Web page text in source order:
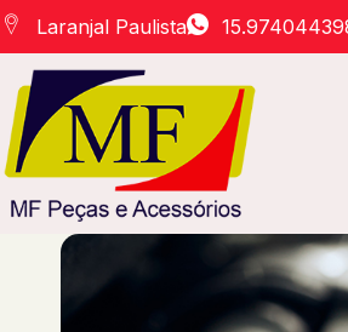
Laranjal Paulista